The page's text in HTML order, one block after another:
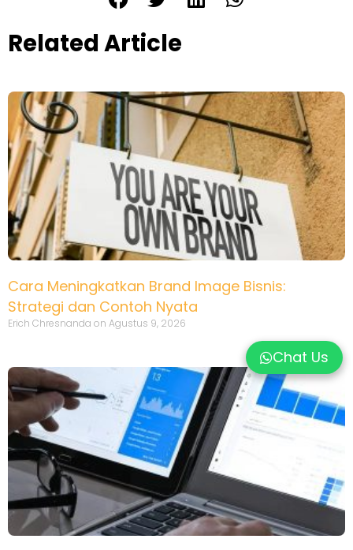
Related Article
Cara Meningkatkan Brand Image Bisnis:
Strategi dan Contoh Nyata
Erich Chresnanda Agustus 9, 2026
Chat Us